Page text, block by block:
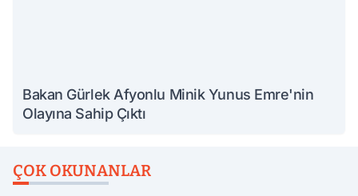
Bakan Gürlek Afyonlu Minik Yunus Emre'nin
Olayına Sahip Çıktı
ÇOK OKUNANLAR